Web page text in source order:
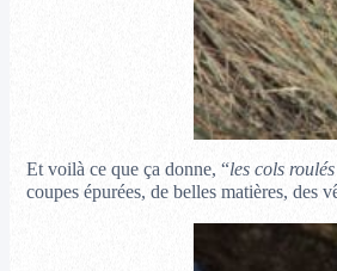
Et voilà ce que ça donne, “les cols
coupes épurées, de belles matières, des